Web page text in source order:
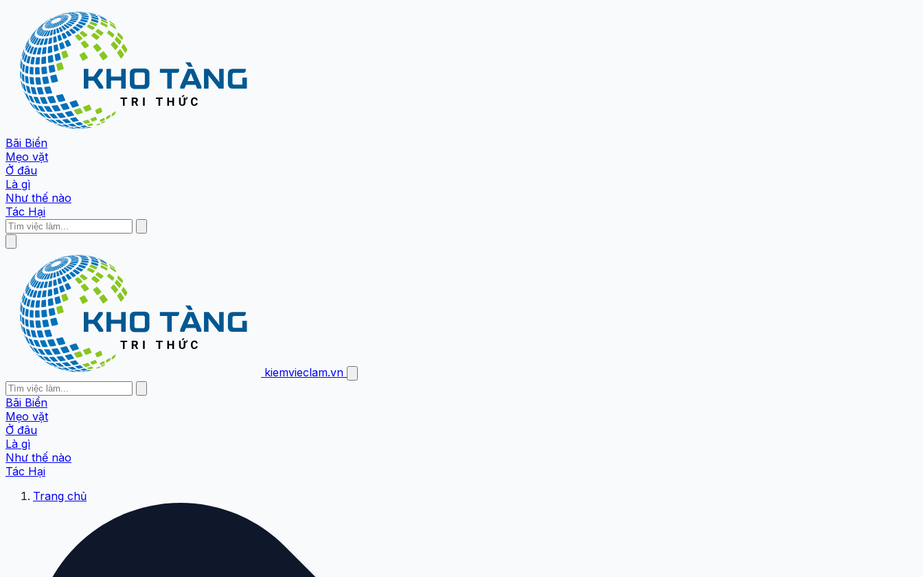
Bãi Biển
Mẹo vặt
Ở đâu
Là gì
Như thế nào
Tác Hại
kiemvieclam.vn
Bãi Biển
Mẹo vặt
Ở đâu
Là gì
Như thế nào
Tác Hại
Trang chủ